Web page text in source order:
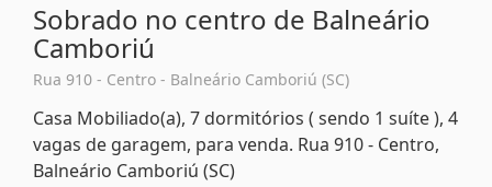
Sobrado no centro de Balneário
Camboriú
Rua 910 - Centro - Balneário Camboriú (SC)
Casa Mobiliado(a), 7 dormitórios ( sendo 1 suíte ), 4
vagas de garagem, para venda. Rua 910 - Centro,
Balneário Camboriú (SC)